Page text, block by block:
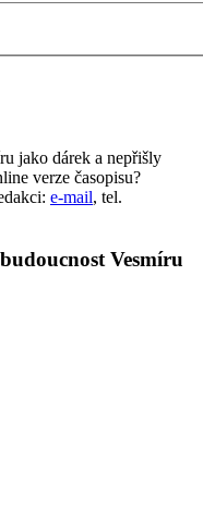
jako dárek a nepřišly
verze časopisu?
e-mail, tel.
Vesmíru